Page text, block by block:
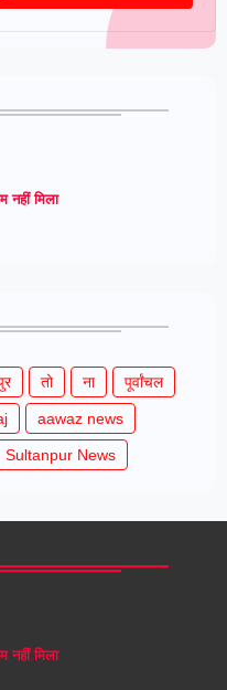
नहीं मिला
तो ना पूर्वांचल
aawaz news
Sultanpur News
नहीं मिला